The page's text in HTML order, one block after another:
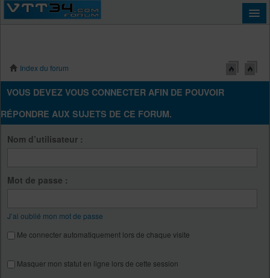
Index du forum
VOUS DEVEZ VOUS CONNECTER AFIN DE POUVOIR
RÉPONDRE AUX SUJETS DE CE FORUM.
Nom d’utilisateur :
Mot de passe :
J’ai oublié mon mot de passe
Me connecter automatiquement lors de chaque visite
Masquer mon statut en ligne lors de cette session